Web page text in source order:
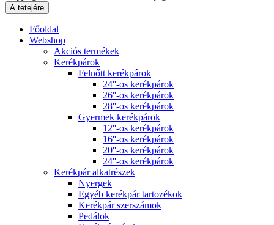
A tetejére
Főoldal
Webshop
Akciós termékek
Kerékpárok
Felnőtt kerékpárok
24''-os kerékpárok
26''-os kerékpárok
28''-os kerékpárok
Gyermek kerékpárok
12''-os kerékpárok
16''-os kerékpárok
20''-os kerékpárok
24''-os kerékpárok
Kerékpár alkatrészek
Nyergek
Egyéb kerékpár tartozékok
Kerékpár szerszámok
Pedálok